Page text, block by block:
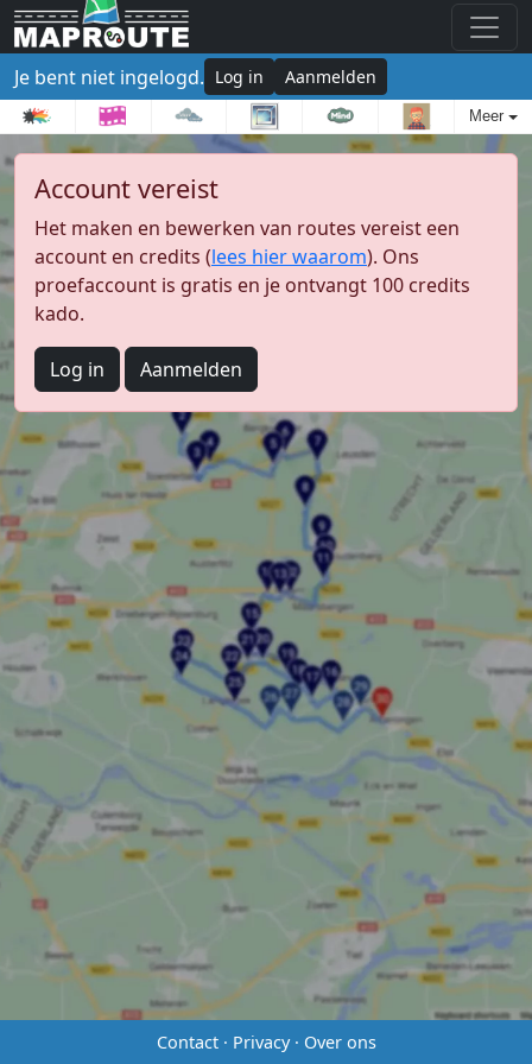
Je bent niet ingelogd. Log in Aanmelden
Meer
Account vereist
Het maken en bewerken van routes vereist een
account en credits (lees hier waarom). Ons
proefaccount is gratis en je ontvangt 100 credits
kado.
Log in Aanmelden
Contact· Privacy· Over ons